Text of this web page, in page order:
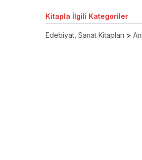
Kitapla İlgili Kategoriler
Edebiyat, Sanat Kitapları >